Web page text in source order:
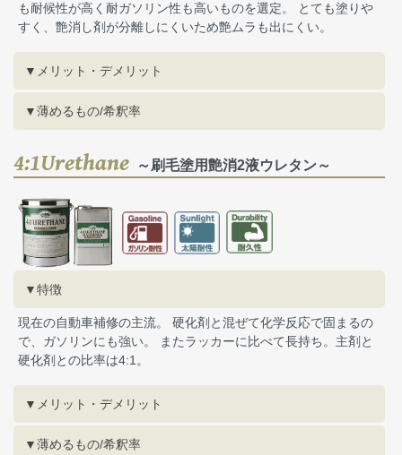
も耐候性が高く耐ガソリン性も高いものを選定。 とても塗りや
すく、艶消し剤が分離しにくいため艶ムラも出にくい。
▼メリット・デメリット
▼薄めるもの/希釈率
4:1Urethane ～刷毛塗用艶消2液ウレタン～
▼特徴
現在の自動車補修の主流。 硬化剤と混ぜて化学反応で固まるの
で、ガソリンにも強い。 またラッカーに比べて長持ち。主剤と
硬化剤との比率は4:1。
▼メリット・デメリット
▼薄めるもの/希釈率